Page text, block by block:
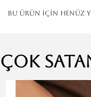
Bu ürün için henüz
Çok